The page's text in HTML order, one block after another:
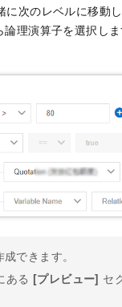
に次のレベルに移動
理演算子を選択しま
できます。
ある [プレビュー] セ